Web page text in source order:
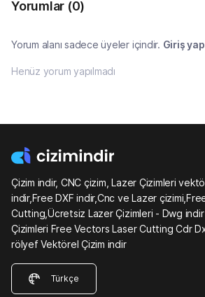
Yorumlar (0)
Yorum alanı sadece üyeler içindir. Giriş yap
Henüz yorum yapılmadı
Çizim indir, CNC çizim, Lazer Çizimleri
indir,Free DXF indir,Cnc ve Lazer
Cutting,Ücretsiz Lazer Çizimleri - Dwg
Çizimleri Free Vectors Laser Cutting Cdr
rölyef Vektörel Çizim indir
Türkçe